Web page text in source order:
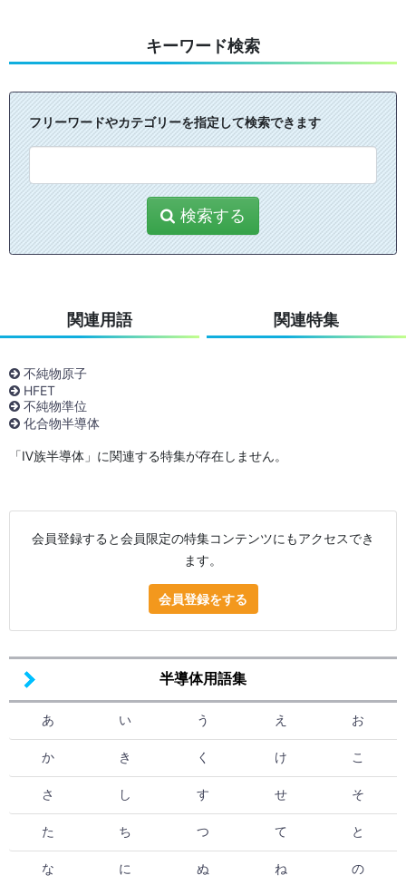
半導体用語集
あ い う え お
か き く け こ
さ し す せ そ
た ち つ て と
な に ぬ ね の
キーワード検索
フリーワードやカテゴリーを指定して検索できます
検索する
関連用語 関連特集
不純物原子
HFET
不純物準位
化合物半導体
「Ⅳ族半導体」に関連する特集が存在しません。
会員登録すると会員限定の特集コンテンツにもアクセスでき
ます。
会員登録をする